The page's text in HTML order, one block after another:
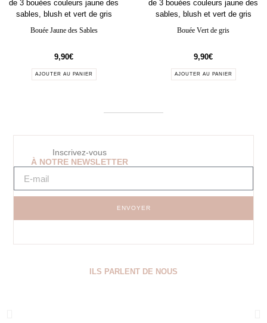
Bouée Jaune des Sables
9,90€
AJOUTER AU PANIER
Bouée Vert de gris
9,90€
AJOUTER AU PANIER
Inscrivez-vous
À NOTRE NEWSLETTER
ENVOYER
ILS PARLENT DE NOUS